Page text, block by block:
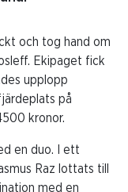
och tog hand om
Ekipaget fick
upplopp
på
kronor.
en duo. I ett
Raz lottats till
med en